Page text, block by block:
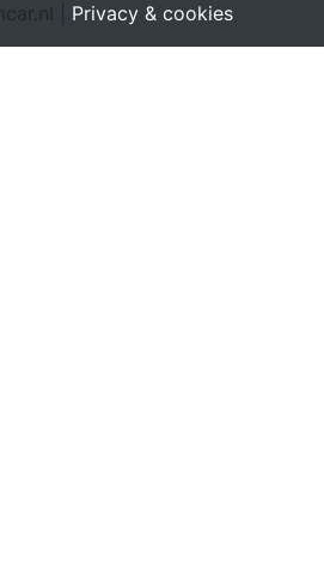
| Privacy & cookies